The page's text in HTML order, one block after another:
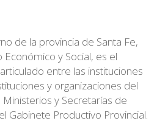
de la provincia de Santa Fe,
y Social, es el
entre las instituciones
y organizaciones del
y Secretarías de
Gabinete Productivo Provincial.